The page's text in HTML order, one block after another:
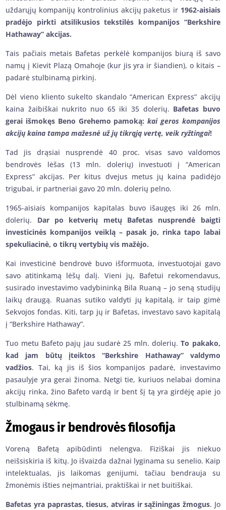
uždarųjų kompanijų kontrolinius akcijų paketus ir 1962-aisiais
pradėjo pirkti atsilikusios tekstilės kompanijos “Berkshire
Hathaway” akcijas.
Tais pačiais metais Bafetas perkėlė kompanijos biurą iš savo
namų į Kievit Plazą Omahoje (kur jis yra ir šiandien), o kitais –
padarė stulbinamą pirkinį.
Dėl vieno kliento sukelto skandalo “American Express” akcijų
kaina žaibiškai nukrito nuo 65 iki 35 dolerių. Bafetas buvo
gerai išmokęs Beno Grehemo pamoką:kai geros kompanijos
akcijų kaina tampa mažesnė už jų tikrąją vertę, veik ryžtingai!
Tad jis drąsiai nusprendė 40 proc. visas savo valdomos
bendrovės lėšas (13 mln. dolerių) investuoti į “American
Express” akcijas. Per kitus dvejus metus jų kaina padidėjo
trigubai, ir partneriai gavo 20 mln. dolerių pelno.
1965-aisiais kompanijos kapitalas buvo išaugęs iki 26 mln.
dolerių. Dar po ketverių metų Bafetas nusprendė baigti
investicinės kompanijos veiklą – pasak jo, rinka tapo labai
spekuliacinė, o tikrų vertybių vis mažėjo.
Kai investicinė bendrovė buvo išformuota, investuotojai gavo
savo atitinkamą lėšų dalį. Vieni jų, Bafetui rekomendavus,
susirado investavimo vadybininką Bila Ruaną – jo seną studijų
laikų draugą. Ruanas sutiko valdyti jų kapitalą, ir taip gimė
Sekvojos fondas. Kiti, tarp jų ir Bafetas, investavo savo kapitalą
į “Berkshire Hathaway”.
Tuo metu Bafeto pajų jau sudarė 25 mln. dolerių.To pakako,
kad jam būtų įteiktos “Berkshire Hathaway” valdymo
vadžios. Tai, ką jis iš šios kompanijos padarė, investavimo
pasaulyje yra gerai žinoma. Netgi tie, kuriuos nelabai domina
akcijų rinka, žino Bafeto vardą ir bent šį tą yra girdėję apie jo
stulbinamą sėkmę.
Žmogaus ir bendrovės filosofija
Voreną Bafetą apibūdinti nelengva. Fiziškai jis niekuo
neišsiskiria iš kitų. Jo išvaizda dažnai lyginama su senelio. Kaip
intelektualas, jis laikomas genijumi, tačiau bendrauja su
žmonėmis išties neįmantriai, praktiškai ir net buitiškai.
Bafetas yra paprastas, tiesus, atviras ir sąžiningas žmogus. Jo